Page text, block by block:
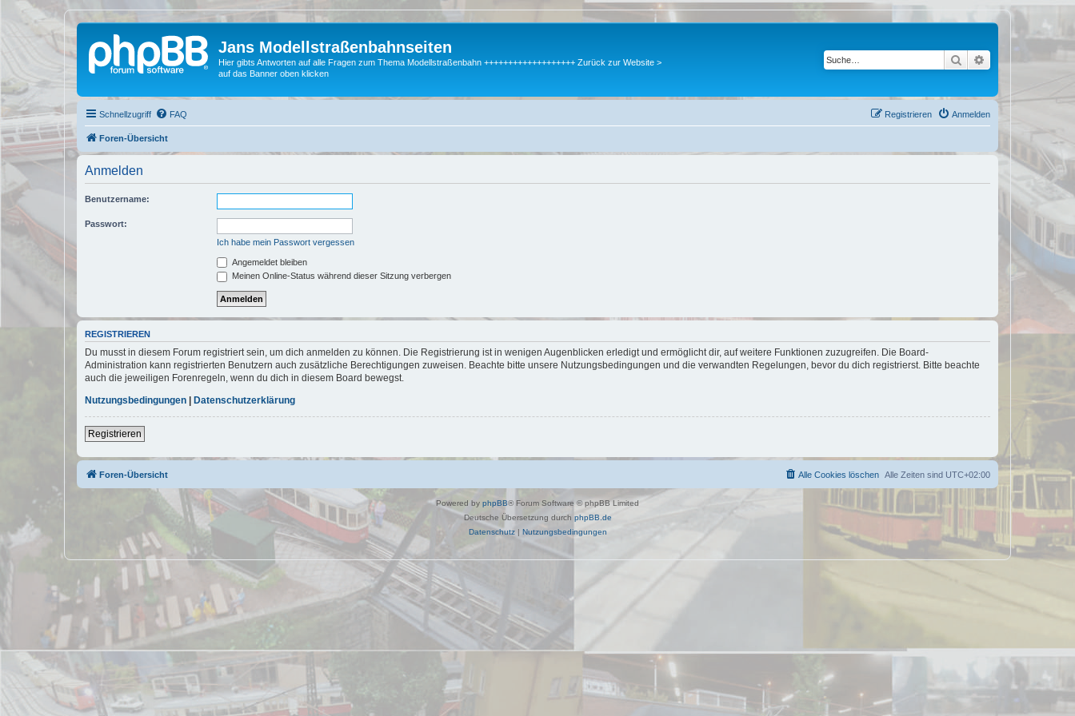
Jans Modellstraßenbahnseiten
Hier gibts Antworten auf alle Fragen zum Thema Modellstraßenbahn +++++++++++++++++++ Zurück zur Website >
auf das Banner oben klicken
Suche Erweiterte Suche
Schnellzugriff FAQ Anmelden
Registrieren
Foren-Übersicht
Anmelden
Benutzername:
Passwort:
Ich habe mein Passwort vergessen
Angemeldet bleiben
Meinen Online-Status während dieser Sitzung verbergen
REGISTRIEREN
Du musst in diesem Forum registriert sein, um dich anmelden zu können. Die Registrierung ist in wenigen Augenblicken erledigt und ermöglicht dir, auf weitere Funktionen zuzugreifen. Die Board-
Administration kann registrierten Benutzern auch zusätzliche Berechtigungen zuweisen. Beachte bitte unsere Nutzungsbedingungen und die verwandten Regelungen, bevor du dich registrierst. Bitte beachte
auch die jeweiligen Forenregeln, wenn du dich in diesem Board bewegst.
Nutzungsbedingungen
Datenschutzerklärung
Registrieren
Foren-Übersicht Alle Zeiten sind UTC+02:00
Alle Cookies löschen
Powered by phpBB® Forum Software © phpBB Limited
Deutsche Übersetzung durch phpBB.de
Datenschutz| Nutzungsbedingungen